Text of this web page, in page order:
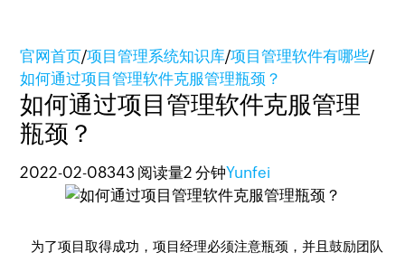
官网首页/项目管理系统知识库/项目管理软件有哪些/
如何通过项目管理软件克服管理瓶颈？
如何通过项目管理软件克服管理
瓶颈？
2022-02-08343 阅读量2 分钟Yunfei
为了项目取得成功，项目经理必须注意瓶颈，并且鼓励团队